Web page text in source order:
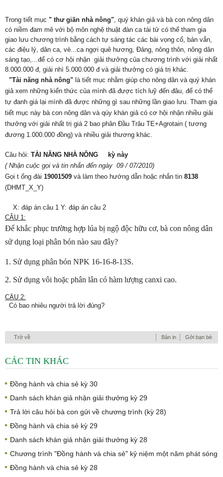
Trong tiết mục " thư giãn nhà nông", quý khán giả và bà con nông dân
có niềm đam mê với bộ môn nghệ thuật đàn ca tài tử có thể tham gia
giao lưu chương trình bằng cách tự sáng tác các bài vọng cổ, bản vắn,
các điệu lý, dân ca, vè...ca ngợi quê hương, Đảng, nông thôn, nông dân
sáng tạo,...để có cơ hội nhận giải thưởng của chương trình với giải nhất
8.000.000 đ, giải nhì 5.000.000 đ và giải thưởng có giá trị khác.
"Tài năng nhà nông" là tiết mục nhằm giúp cho nông dân và quý khán
giả xem những kiến thức của mình đã được tích luỹ đến đâu, để có thể
tự đanh giá lại mình đã được những gì sau những lần giao lưu. Tham gia
tiết mục này bà con nông dân và qúy khán giả có cơ hội nhận nhiều giải
thưởng với giải nhất trị giá 2 bao phân Đầu Trâu TE+Agrotain ( tương
đương 1.000.000 đồng) và nhiều giải thương khác.
Câu hỏi: TÀI NĂNG NHÀ NÔNG
kỳ này
( Nhận cuộc gọi và tin nhắn đến ngày 09 / 07/2010)
Gọi t ổng đài 19001509 và làm theo hướng dẫn hoặc nhắn tin 8138
(DHMT_X_Y)
X: đáp án câu 1 Y: đáp án câu 2
CÂU 1:
Để khắc phục trường hợp lúa bị ngộ độc hữu cơ, bà con nông dân
sử dụng loại phân bón nào sau đây?
Sử dụng phân bón NPK 16-16-8-13S.
Sử dụng vôi hoặc phân lân có hàm lượng canxi cao.
CÂU 2:
Có bao nhiêu người trả lời đúng?
Trở về Gởi bạn bè
Bản in
CÁC TIN KHÁC
Đồng hành và chia sẻ kỳ 30
Danh sách khán giả nhận giải thưởng kỳ 29
Trả lời câu hỏi bà con gửi về chương trình (kỳ 28)
Đồng hành và chia sẻ kỳ 29
Danh sách khán giả nhận giải thưởng kỳ 28
Chương trình "Đồng hành và chia sẻ" kỷ niệm một năm phát sóng
Đồng hành và chia sẻ kỳ 28